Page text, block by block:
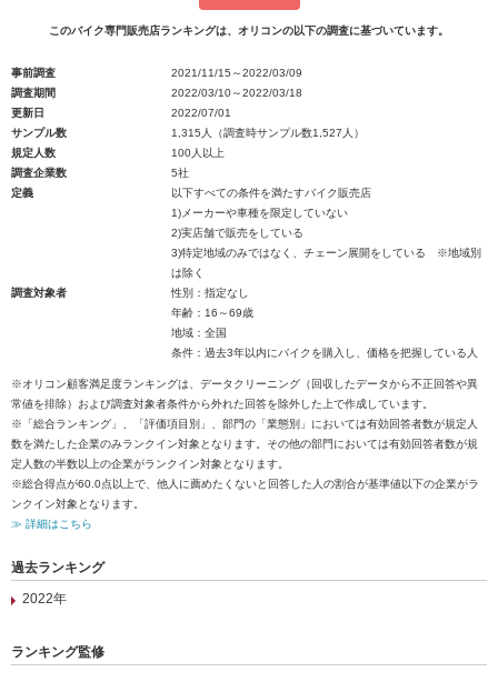
このバイク専門販売店ランキングは、オリコンの以下の調査に基づいています。
事前調査
2021/11/15～2022/03/09
調査期間
2022/03/10～2022/03/18
更新日
2022/07/01
サンプル数
1,315人（調査時サンプル数1,527人）
規定人数
100人以上
調査企業数
5社
定義
以下すべての条件を満たすバイク販売店
1)メーカーや車種を限定していない
2)実店舗で販売をしている
3)特定地域のみではなく、チェーン展開をしている ※地域別
は除く
調査対象者
性別：指定なし
年齢：16～69歳
地域：全国
条件：過去3年以内にバイクを購入し、価格を把握している人
※オリコン顧客満足度ランキングは、データクリーニング（回収したデータから不正回答や異
常値を排除）および調査対象者条件から外れた回答を除外した上で作成しています。
※「総合ランキング」、「評価項目別」、部門の「業態別」においては有効回答者数が規定人
数を満たした企業のみランクイン対象となります。その他の部門においては有効回答者数が規
定人数の半数以上の企業がランクイン対象となります。
※総合得点が60.0点以上で、他人に薦めたくないと回答した人の割合が基準値以下の企業がラ
ンクイン対象となります。
≫ 詳細はこちら
過去ランキング
2022年
ランキング監修